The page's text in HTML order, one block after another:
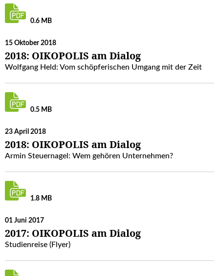
0.6 MB
15 Oktober 2018
2018: OIKOPOLIS am Dialog
Wolfgang Held: Vom schöpferischen Umgang mit der Zeit
0.5 MB
23 April 2018
2018: OIKOPOLIS am Dialog
Armin Steuernagel: Wem gehören Unternehmen?
1.8 MB
01 Juni 2017
2017: OIKOPOLIS am Dialog
Studienreise (Flyer)